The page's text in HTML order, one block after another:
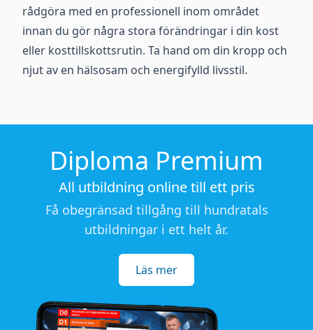
rådgöra med en professionell inom området
innan du gör några stora förändringar i din kost
eller kosttillskottsrutin. Ta hand om din kropp och
njut av en hälsosam och energifylld livsstil.
Diploma Premium
All utbildning online till ett pris
Få obegränsad tillgång till hundratals
utbildningar i ett helt år.
Läs mer